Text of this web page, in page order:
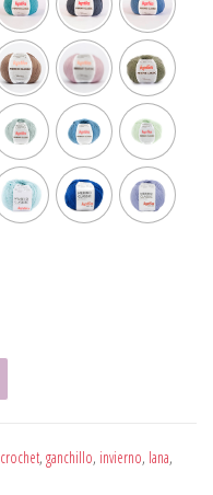
crochet, ganchillo, invierno, lana,